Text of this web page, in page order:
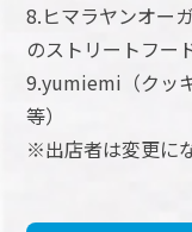
8.ヒマラヤンオー
のストリートフード
9.yumiemi（⁡クッ
等）
※出店者は変更に